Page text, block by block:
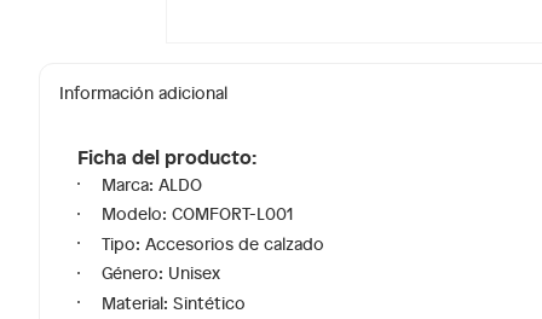
Información adicional
Ficha del producto:
Marca: ALDO
Modelo: COMFORT-L001
Tipo: Accesorios de calzado
Género: Unisex
Material: Sintético